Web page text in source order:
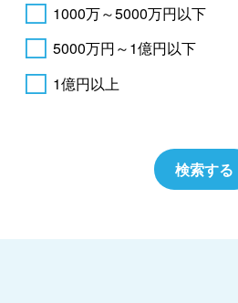
1000万～5000万円以下
5000万円～1億円以下
1億円以上